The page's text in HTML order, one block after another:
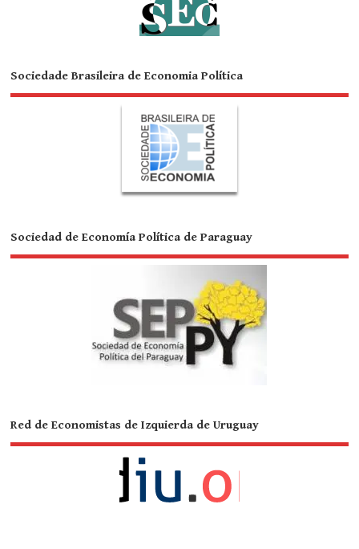
Sociedade Brasileira de Economia Política
Sociedad de Economía Política de Paraguay
Red de Economistas de Izquierda de Uruguay